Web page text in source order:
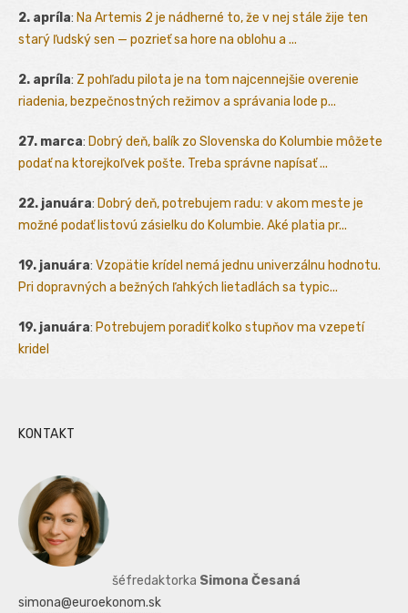
2. apríla: Na Artemis 2 je nádherné to, že v nej stále žije ten
starý ľudský sen — pozrieť sa hore na oblohu a ...
2. apríla: Z pohľadu pilota je na tom najcennejšie overenie
riadenia, bezpečnostných režimov a správania lode p...
27. marca: Dobrý deň, balík zo Slovenska do Kolumbie môžete
podať na ktorejkoľvek pošte. Treba správne napísať ...
22. januára: Dobrý deň, potrebujem radu: v akom meste je
možné podať listovú zásielku do Kolumbie. Aké platia pr...
19. januára: Vzopätie krídel nemá jednu univerzálnu hodnotu.
Pri dopravných a bežných ľahkých lietadlách sa typic...
19. januára: Potrebujem poradiť kolko stupňov ma vzepetí
kridel
KONTAKT
šéfredaktorka Simona Česaná
simona@euroekonom.sk